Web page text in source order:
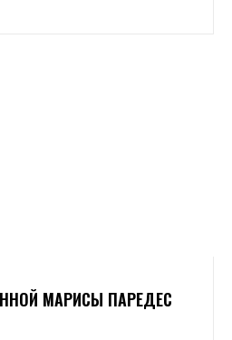
МАРИСЫ ПАРЕДЕС